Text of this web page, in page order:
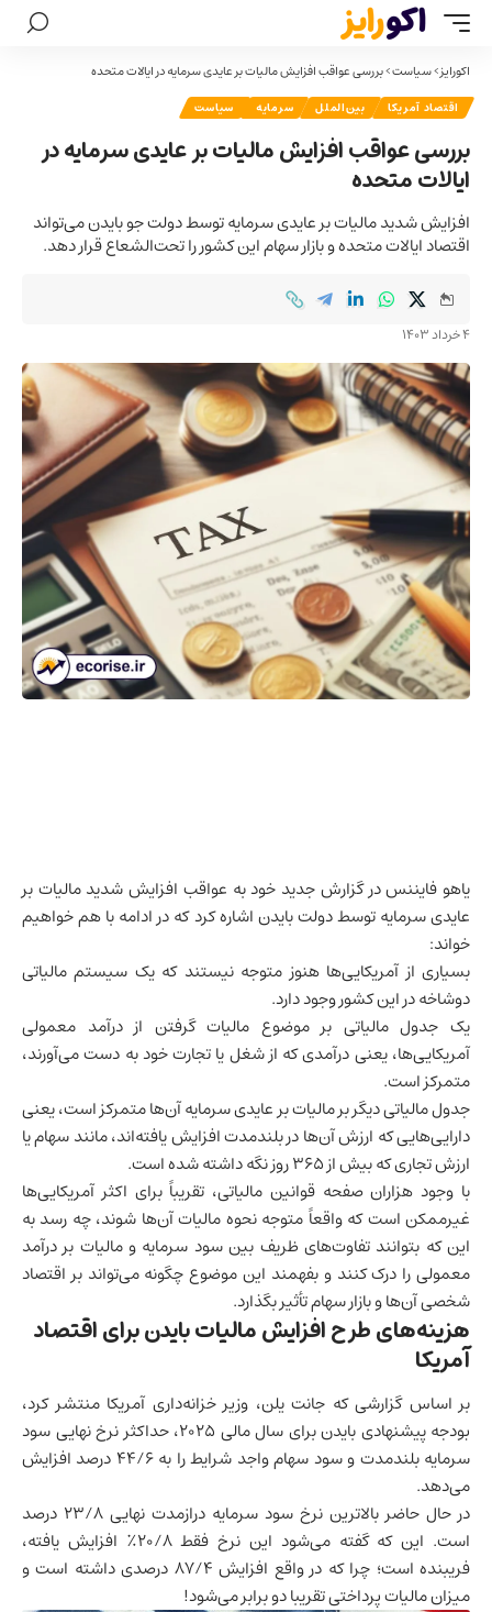
اکورایز>سیاست>بررسی عواقب افزایش مالیات بر عایدی سرمایه در ایالات متحده
اقتصاد آمریکا بین‌الملل سرمایه سیاست
بررسی عواقب افزایش مالیات بر عایدی سرمایه در
ایالات متحده
افزایش شدید مالیات بر عایدی سرمایه توسط دولت جو بایدن می‌تواند
اقتصاد ایالات متحده و بازار سهام این کشور را تحت‌الشعاع قرار دهد.
4 خرداد 1403
یاهو فایننس در گزارش جدید خود به عواقب افزایش شدید مالیات بر
عایدی سرمایه توسط دولت بایدن اشاره کرد که در ادامه با هم خواهیم
خواند:
بسیاری از آمریکایی‌ها هنوز متوجه نیستند که یک سیستم مالیاتی
دوشاخه در این کشور وجود دارد.
یک جدول مالیاتی بر موضوع مالیات گرفتن از درآمد معمولی
آمریکایی‌ها، یعنی درآمدی که از شغل یا تجارت خود به دست می‌آورند،
متمرکز است.
جدول مالیاتی دیگر بر مالیات بر عایدی سرمایه آن‌ها متمرکز است، یعنی
دارایی‌هایی که ارزش آن‌ها در بلندمدت افزایش یافته‌اند، مانند سهام یا
ارزش تجاری که بیش از 365 روز نگه داشته شده است.
با وجود هزاران صفحه قوانین مالیاتی، تقریباً برای اکثر آمریکایی‌ها
غیرممکن است که واقعاً متوجه نحوه مالیات آن‌ها شوند، چه رسد به
این که بتوانند تفاوت‌های ظریف بین سود سرمایه و مالیات بر درآمد
معمولی را درک کنند و بفهمند این موضوع چگونه می‌تواند بر اقتصاد
شخصی آن‌ها و بازار سهام تأثیر بگذارد.
هزینه‌های طرح افزایش مالیات بایدن برای اقتصاد
آمریکا
بر اساس گزارشی که جانت یلن، وزیر خزانه‌داری آمریکا منتشر کرد،
بودجه پیشنهادی بایدن برای سال مالی 2025، حداکثر نرخ نهایی سود
سرمایه بلندمدت و سود سهام واجد شرایط را به 44/6 درصد افزایش
می‌دهد.
در حال حاضر بالاترین نرخ سود سرمایه درازمدت نهایی 23/8 درصد
است. این که گفته می‌شود این نرخ فقط 20/8٪ افزایش یافته،
فریبنده است؛ چرا که در واقع افزایش 87/4 درصدی داشته است و
میزان مالیات پرداختی تقریبا دو برابر می‌شود!